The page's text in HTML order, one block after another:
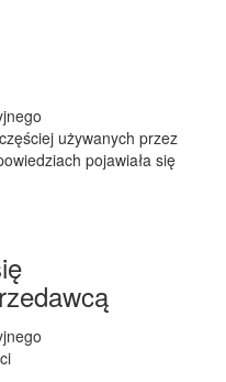
używanych przez
pojawiała się